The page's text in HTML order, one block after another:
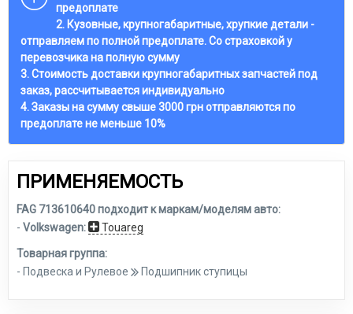
предоплате
2. Кузовные, крупногабаритные, хрупкие детали -
отправляем по полной предоплате. Со страховкой у
перевозчика на полную сумму
3. Стоимость доставки крупногабаритных запчастей под
заказ, рассчитывается индивидуально
4. Заказы на сумму свыше 3000 грн отправляются по
предоплате не меньше 10%
ПРИМЕНЯЕМОСТЬ
FAG 713610640 подходит к маркам/моделям авто:
- Volkswagen: Touareg
Товарная группа:
- Подвеска и Рулевое
Подшипник ступицы